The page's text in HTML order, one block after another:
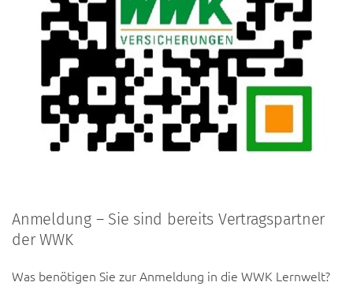
Anmeldung – Sie sind bereits Vertragspartner
der WWK
Was benötigen Sie zur Anmeldung in die WWK Lernwelt?